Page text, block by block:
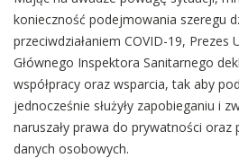
konieczność podejmowania szeregu
przeciwdziałaniem COVID-19, Prezes
Głównego Inspektora Sanitarnego
współpracy oraz wsparcia, tak aby
jednocześnie służyły zapobieganiu i
naruszały prawa do prywatności
danych osobowych.